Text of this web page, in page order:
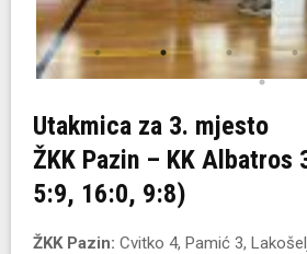
Utakmica za 3. mjesto
ŽKK Pazin – KK Albatros
5:9, 16:0, 9:8)
ŽKK Pazin: Cvitko 4, Pamić 3,